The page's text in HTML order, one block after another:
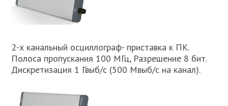
2-х канальный осциллограф- приставка к ПК.
Полоса пропускания 100 МГц, Разрешение 8 бит.
Дискретизация 1 Гвыб/с (500 Мвыб/с на канал).